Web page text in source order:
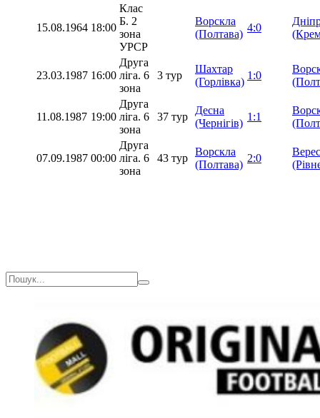
15.08.1964 18:00
Клас
Б. 2
зона
УРСР
Ворскла
(Полтава)
4:0
23.03.1987 16:00
Друга
ліга. 6
зона
3 тур
Шахтар
(Горлівка)
1:0
11.08.1987 19:00
Друга
ліга. 6
зона
37 тур
Десна
(Чернігів)
1:1
07.09.1987 00:00
Друга
ліга. 6
зона
43 тур
Ворскла
(Полтава)
2:0
Верес